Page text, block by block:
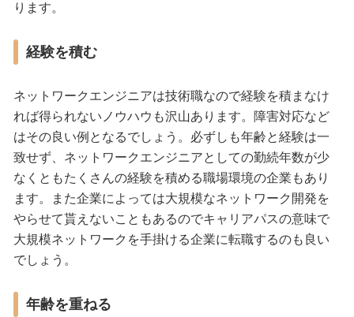
ります。
経験を積む
ネットワークエンジニアは技術職なので経験を積まなけ
れば得られないノウハウも沢山あります。障害対応など
はその良い例となるでしょう。必ずしも年齢と経験は一
致せず、ネットワークエンジニアとしての勤続年数が少
なくともたくさんの経験を積める職場環境の企業もあり
ます。また企業によっては大規模なネットワーク開発を
やらせて貰えないこともあるのでキャリアパスの意味で
大規模ネットワークを手掛ける企業に転職するのも良い
でしょう。
年齢を重ねる